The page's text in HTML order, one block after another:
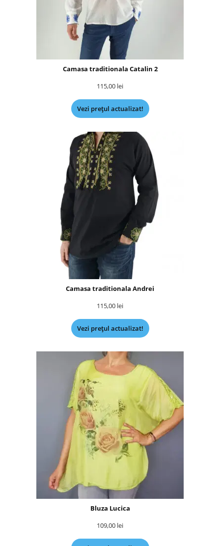
Camasa traditionala Catalin 2
115,00 lei
Vezi prețul actualizat!
Camasa traditionala Andrei
115,00 lei
Vezi prețul actualizat!
Bluza Lucica
109,00 lei